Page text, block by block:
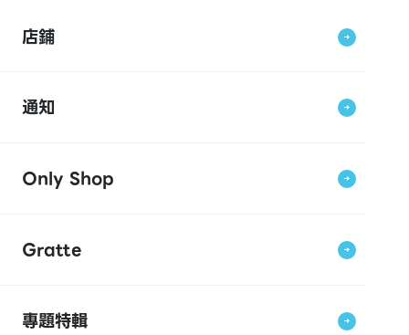
店鋪
通知
Only Shop
Gratte
專題特輯